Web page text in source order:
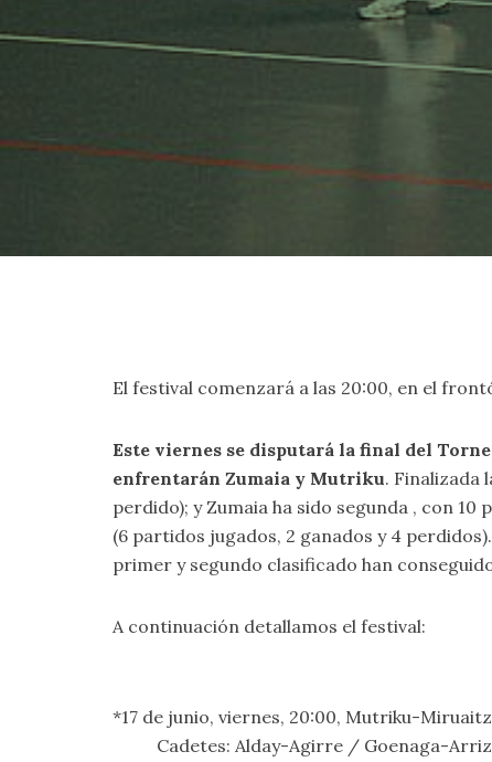
El festival comenzará a las 20:00, en el
Este viernes se disputará la final del
enfrentarán Zumaia y Mutriku. Finalizada
perdido); y Zumaia ha sido segunda , con
(6 partidos jugados, 2 ganados y 4
primer y segundo clasificado han
A continuación detallamos el festival:
*17 de junio, viernes, 20:00, Mutriku-
Cadetes: Alday-Agirre / Goenaga-